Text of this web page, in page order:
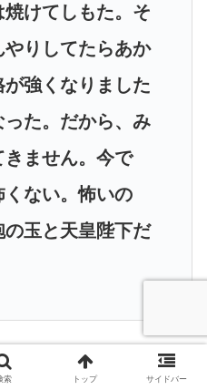
けてしもた。そ
りしてたらあか
強くなりました
た。だから、み
ません。今で
くない。怖いの
玉と天皇陛下だ
る。
索 トップ サイドバー